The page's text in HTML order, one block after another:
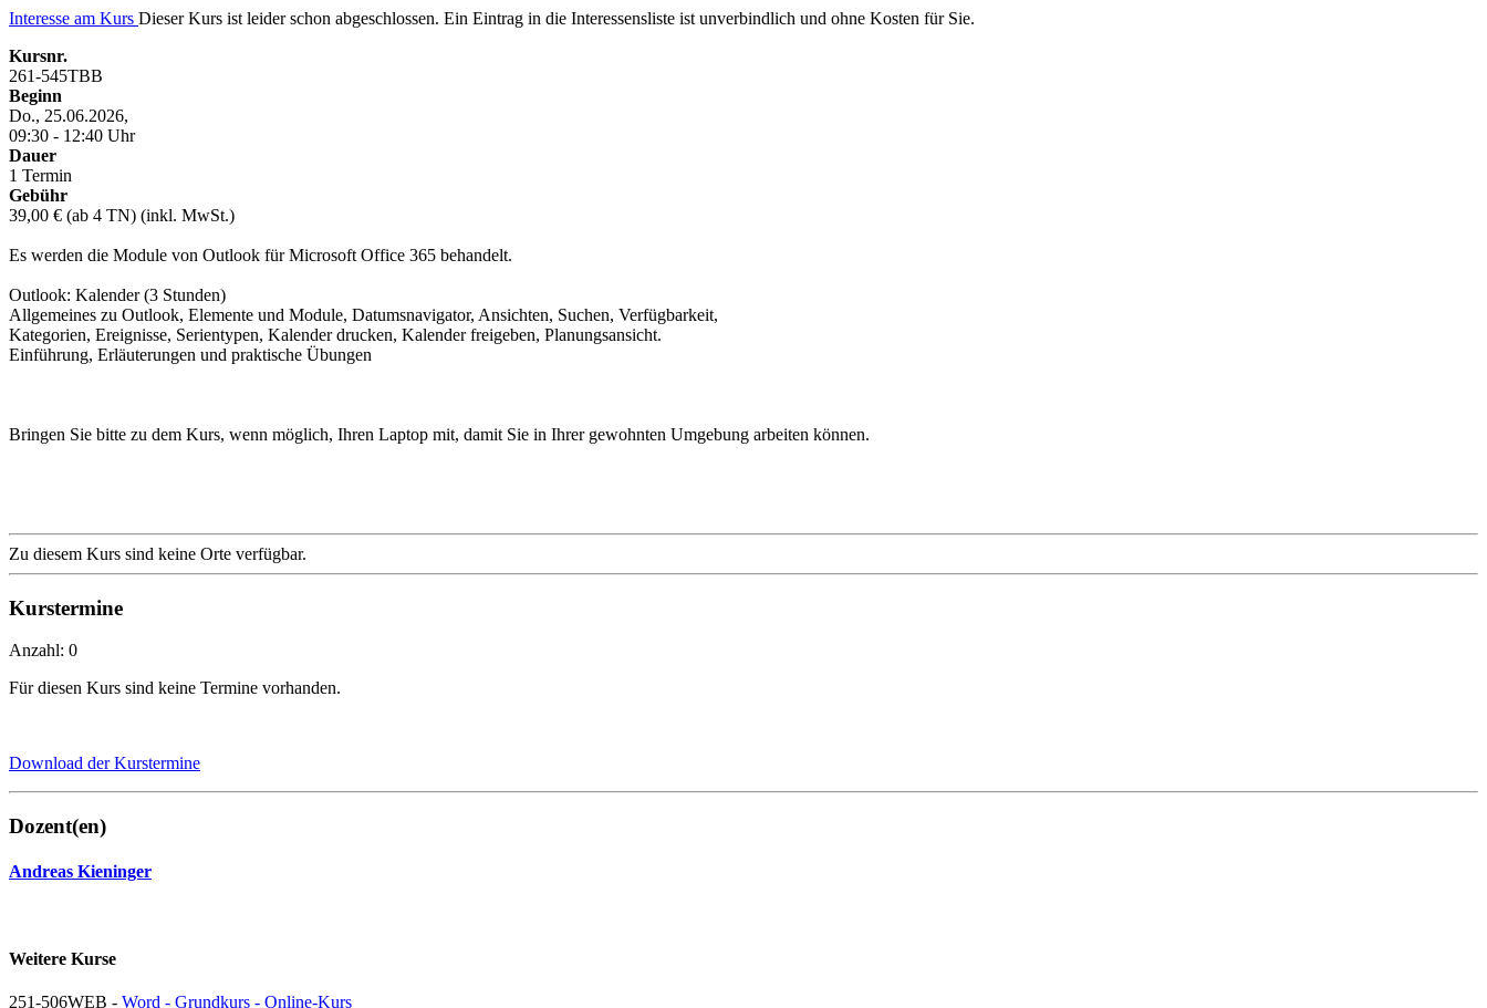
Interesse am Kurs Dieser Kurs ist leider schon abgeschlossen. Ein Eintrag in die Interessensliste ist unverbindlich und ohne Kosten für Sie.
Kursnr.
261-545TBB
Beginn
Do., 25.06.2026,
09:30 - 12:40 Uhr
Dauer
1 Termin
Gebühr
39,00 € (ab 4 TN) (inkl. MwSt.)
Es werden die Module von Outlook für Microsoft Office 365 behandelt.
Outlook: Kalender (3 Stunden)
Allgemeines zu Outlook, Elemente und Module, Datumsnavigator, Ansichten, Suchen, Verfügbarkeit,
Kategorien, Ereignisse, Serientypen, Kalender drucken, Kalender freigeben, Planungsansicht.
Einführung, Erläuterungen und praktische Übungen
Bringen Sie bitte zu dem Kurs, wenn möglich, Ihren Laptop mit, damit Sie in Ihrer gewohnten Umgebung arbeiten können.
Zu diesem Kurs sind keine Orte verfügbar.
Kurstermine
Anzahl: 0
Für diesen Kurs sind keine Termine vorhanden.
Download der Kurstermine
Dozent(en)
Andreas Kieninger
Weitere Kurse
251-506WEB - Word - Grundkurs - Online-Kurs